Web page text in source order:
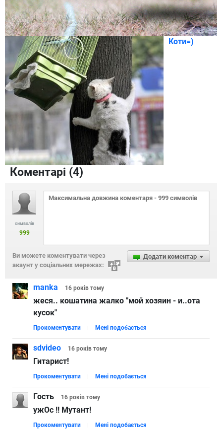
Коти=)
Коментарі (4)
символів
999
Додати коментар
Ви можете коментувати через
акаунт у соціальних мережах:
manka 16 років тому
жеся.. кошатина жалко "мой хозяин - и..ота
кусок"
Прокоментувати Мені подобається
sdvideo 16 років тому
Гитарист!
Прокоментувати Мені подобається
Гость 16 років тому
ужОс !! Мутант!
Прокоментувати Мені подобається